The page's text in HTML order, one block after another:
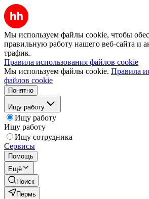
Мы используем файлы cookie, чтобы
правильную работу нашего веб-сайта и
трафик.
Правила использования файлов cookie
Мы используем файлы cookie. Правила
файлов cookie
Понятно
Ищу работу
Ищу работу
Ищу работу
Ищу сотрудника
Сервисы
Помощь
Ещё
Поиск
Пермь